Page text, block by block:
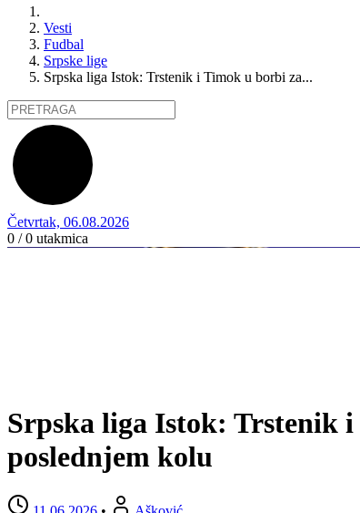
Vesti
Fudbal
Srpske lige
Srpska liga Istok: Trstenik i Timok u borbi za...
Četvrtak, 06.08.2026
0 / 0 utakmica
Srpska liga Istok: Trstenik
poslednjem kolu